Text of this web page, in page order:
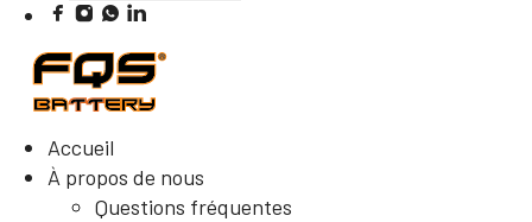
Accueil
À propos de nous
Questions fréquentes